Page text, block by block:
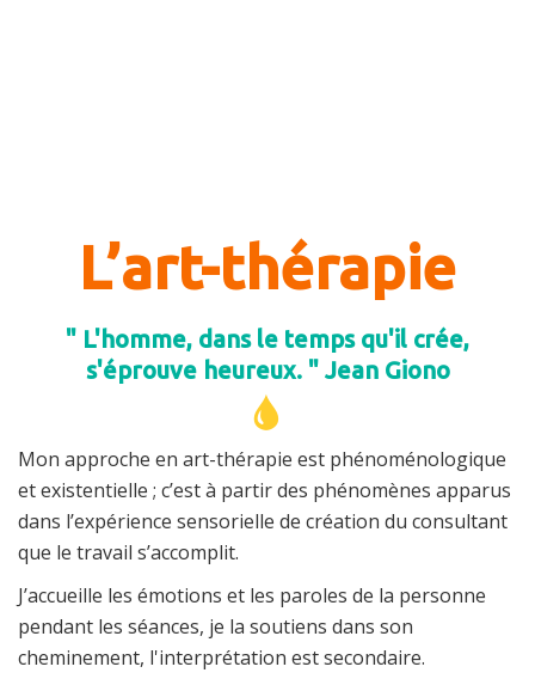
L’art-thérapie
" L'homme, dans le temps qu'il crée,
s'éprouve heureux. " Jean Giono
Mon approche en art-thérapie est phénoménologique
et existentielle ; c’est à partir des phénomènes apparus
dans l’expérience sensorielle de création du consultant
que le travail s’accomplit.
J’accueille les émotions et les paroles de la personne
pendant les séances, je la soutiens dans son
cheminement, l'interprétation est secondaire.